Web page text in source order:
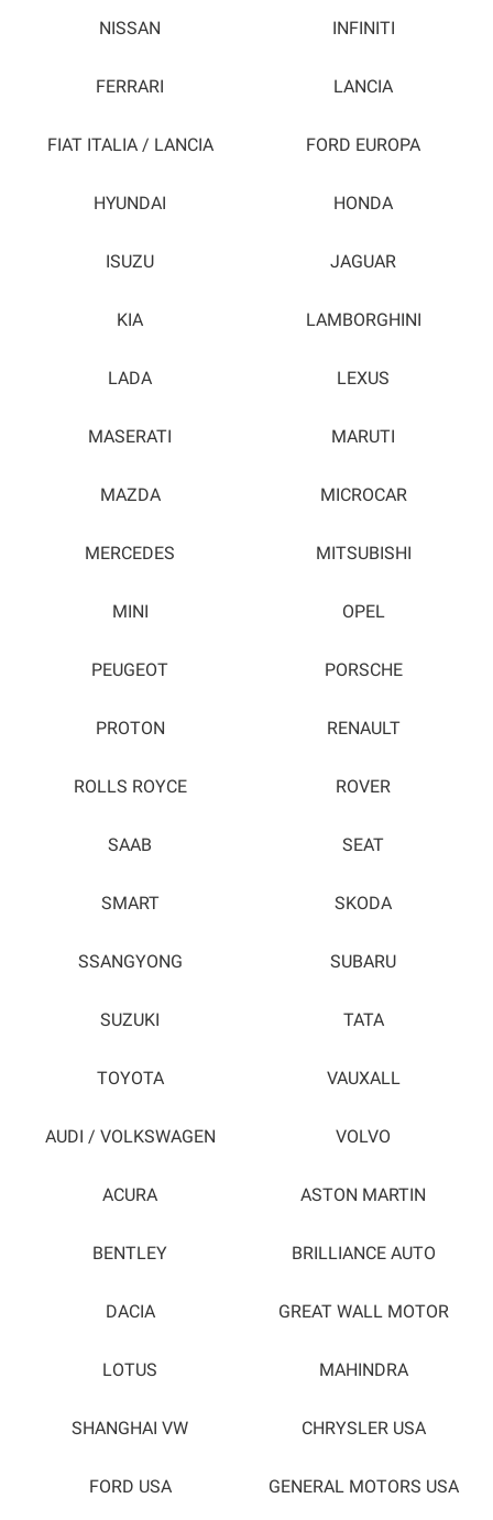
NISSAN INFINITI
FERRARI LANCIA
FIAT ITALIA / LANCIA FORD EUROPA
HYUNDAI HONDA
ISUZU JAGUAR
KIA LAMBORGHINI
LADA LEXUS
MASERATI MARUTI
MAZDA MICROCAR
MERCEDES MITSUBISHI
MINI OPEL
PEUGEOT PORSCHE
PROTON RENAULT
ROLLS ROYCE ROVER
SAAB SEAT
SMART SKODA
SSANGYONG SUBARU
SUZUKI TATA
TOYOTA VAUXALL
AUDI / VOLKSWAGEN VOLVO
ACURA ASTON MARTIN
BENTLEY BRILLIANCE AUTO
DACIA GREAT WALL MOTOR
LOTUS MAHINDRA
SHANGHAI VW CHRYSLER USA
FORD USA GENERAL MOTORS USA